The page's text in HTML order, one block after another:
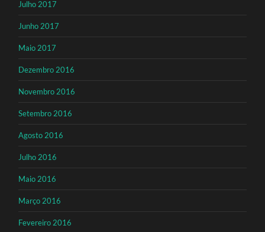
Julho 2017
Junho 2017
Maio 2017
Dezembro 2016
Novembro 2016
Setembro 2016
Agosto 2016
Julho 2016
Maio 2016
Março 2016
Fevereiro 2016